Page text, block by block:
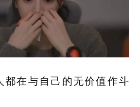
都在与自己的无价值作斗